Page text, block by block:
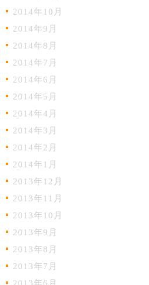
2014年10月
2014年9月
2014年8月
2014年7月
2014年6月
2014年5月
2014年4月
2014年3月
2014年2月
2014年1月
2013年12月
2013年11月
2013年10月
2013年9月
2013年8月
2013年7月